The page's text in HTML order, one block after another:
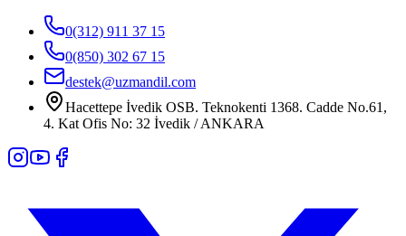
0(312) 911 37 15
0(850) 302 67 15
destek@uzmandil.com
Hacettepe İvedik OSB. Teknokenti 1368. Cadde No.61,
4. Kat Ofis No: 32 İvedik / ANKARA